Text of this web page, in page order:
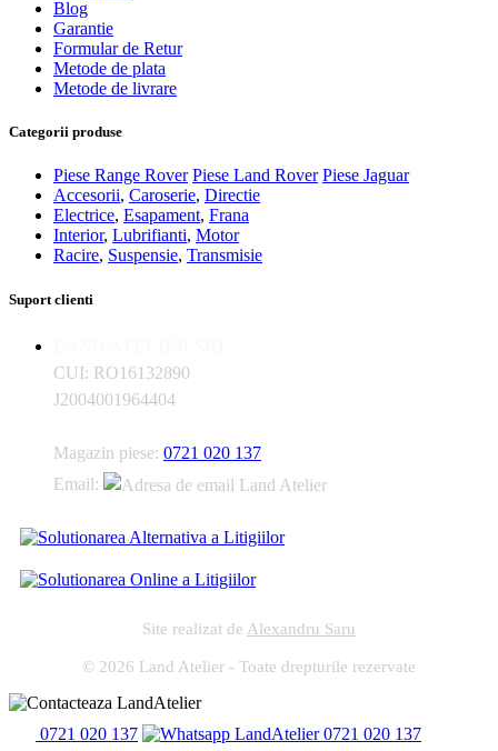
Blog
Garantie
Formular de Retur
Metode de plata
Metode de livrare
Categorii produse
Piese Range Rover Piese Land Rover Piese Jaguar
Accesorii, Caroserie, Directie
Electrice, Esapament, Frana
Interior, Lubrifianti, Motor
Racire, Suspensie, Transmisie
Suport clienti
CUI: RO16132890
J2004001964404
Magazin piese: 0721 020 137
Email:
Site realizat de Alexandru Saru
© 2026 Land Atelier - Toate drepturile rezervate
0721 020 137 0721 020 137